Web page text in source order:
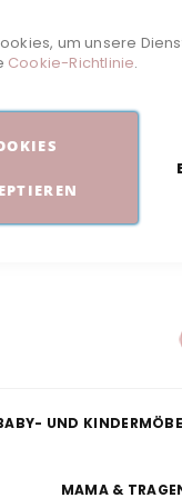
um unsere
Cookie-Richtlinie.
UND
MAMA &